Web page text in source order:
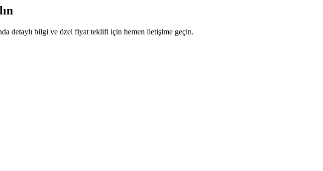
detaylı bilgi ve özel fiyat teklifi için hemen iletişime geçin.